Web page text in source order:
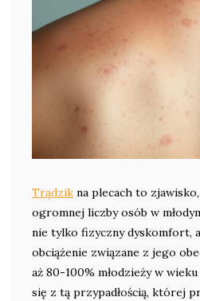
Trądzik na plecach to
ogromnej liczby osób w
nie tylko fizyczny dyskomfort,
obciążenie związane z jego
aż 80-100% młodzieży w
się z tą przypadłością, której